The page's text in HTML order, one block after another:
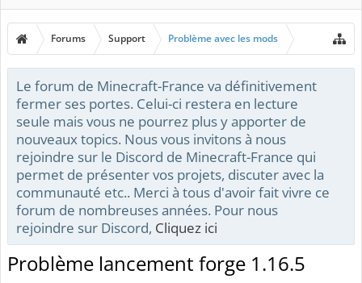
Forums Support Problème avec les mods
Le forum de Minecraft-France va définitivement
fermer ses portes. Celui-ci restera en lecture
seule mais vous ne pourrez plus y apporter de
nouveaux topics. Nous vous invitons à nous
rejoindre sur le Discord de Minecraft-France qui
permet de présenter vos projets, discuter avec la
communauté etc.. Merci à tous d'avoir fait vivre ce
forum de nombreuses années. Pour nous
rejoindre sur Discord, Cliquez ici
Problème lancement forge 1.16.5